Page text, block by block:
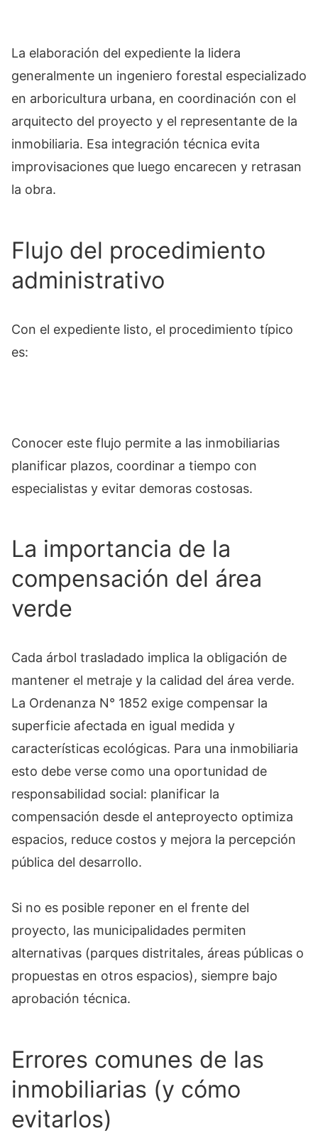
La elaboración del expediente la lidera
generalmente un ingeniero forestal especializado
en arboricultura urbana, en coordinación con el
arquitecto del proyecto y el representante de la
inmobiliaria. Esa integración técnica evita
improvisaciones que luego encarecen y retrasan
la obra.
Flujo del procedimiento
administrativo
Con el expediente listo, el procedimiento típico
es:
Conocer este flujo permite a las inmobiliarias
planificar plazos, coordinar a tiempo con
especialistas y evitar demoras costosas.
La importancia de la
compensación del área
verde
Cada árbol trasladado implica la obligación de
mantener el metraje y la calidad del área verde.
La Ordenanza N° 1852 exige compensar la
superficie afectada en igual medida y
características ecológicas. Para una inmobiliaria
esto debe verse como una oportunidad de
responsabilidad social: planificar la
compensación desde el anteproyecto optimiza
espacios, reduce costos y mejora la percepción
pública del desarrollo.
Si no es posible reponer en el frente del
proyecto, las municipalidades permiten
alternativas (parques distritales, áreas públicas o
propuestas en otros espacios), siempre bajo
aprobación técnica.
Errores comunes de las
inmobiliarias (y cómo
evitarlos)